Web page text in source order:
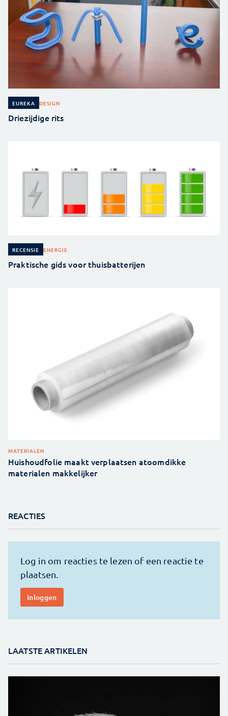
EUREKA DESIGN
Driezijdige rits
RECENSIE ENERGIE
Praktische gids voor thuisbatterijen
MATERIALEN
Huishoudfolie maakt verplaatsen atoomdikke
materialen makkelijker
REACTIES
LAATSTE ARTIKELEN